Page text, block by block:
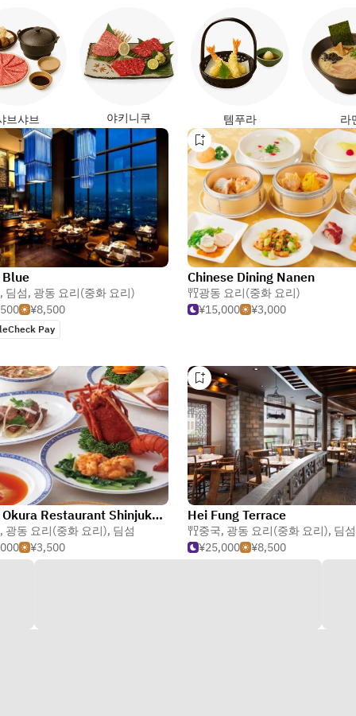
브샤브 야키니쿠 템푸라 라
Blue
, 딤섬, 광동 요리(중화 요리)
¥8,500
Pay
Chinese Dining Nanen
광동 요리(중화 요리)
¥15,000
¥3,000
Hotel Okura Restaurant Shinjuku Chinese Cuisine Touri
, 광동 요리(중화 요리), 딤섬
¥3,500
Hei Fung Terrace
중국, 광동 요리(중화 요리), 딤섬
¥25,000
¥8,500